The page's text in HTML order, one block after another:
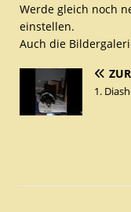
Werde gleich noch
einstellen.
Auch die
1.